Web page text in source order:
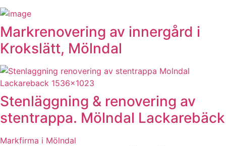
Markrenovering av innergård i
Krokslätt, Mölndal
Stenläggning & renovering av
stentrappa. Mölndal Lackarebäck
Markfirma i Mölndal